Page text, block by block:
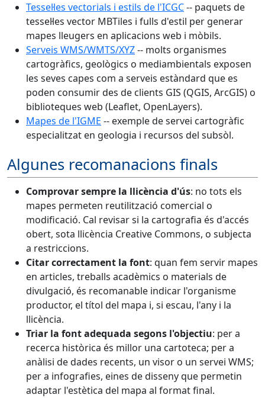
Tessel·les vectorials i estils de l'ICGC-- paquets de
tessel·les vector MBTiles i fulls d'estil per generar
mapes lleugers en aplicacions web i mòbils.
Serveis WMS/WMTS/XYZ-- molts organismes
cartogràfics, geològics o mediambientals exposen
les seves capes com a serveis estàndard que es
poden consumir des de clients GIS (QGIS, ArcGIS) o
biblioteques web (Leaflet, OpenLayers).
Mapes de l'IGME -- exemple de servei cartogràfic
especialitzat en geologia i recursos del subsòl.
Algunes recomanacions finals
Comprovar sempre la llicència d'ús: no tots els
mapes permeten reutilització comercial o
modificació. Cal revisar si la cartografia és d'accés
obert, sota llicència Creative Commons, o subjecta
a restriccions.
Citar correctament la font: quan fem servir mapes
en articles, treballs acadèmics o materials de
divulgació, és recomanable indicar l'organisme
productor, el títol del mapa i, si escau, l'any i la
llicència.
Triar la font adequada segons l'objectiu: per a
recerca històrica és millor una cartoteca; per a
anàlisi de dades recents, un visor o un servei WMS;
per a infografies, eines de disseny que permetin
adaptar l'estètica del mapa al format final.